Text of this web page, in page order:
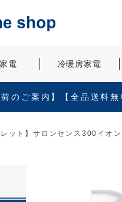
電 冷暖房家電
荷のご案内】【全品送料無
レット】サロンセンス300イオ